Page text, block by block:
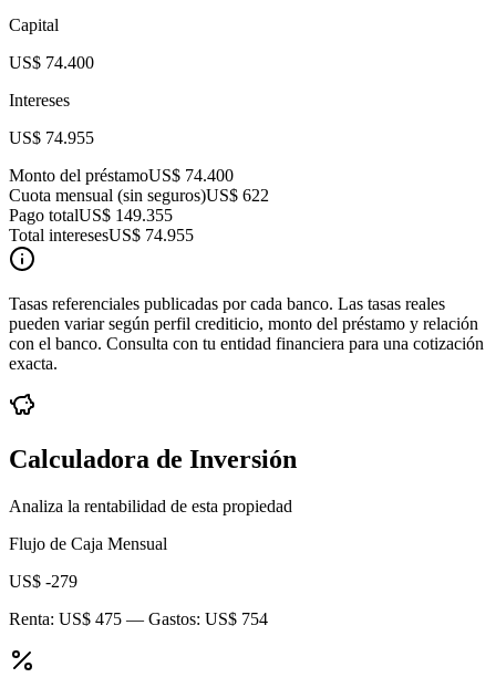
Capital
US$ 74.400
Intereses
US$ 74.955
Monto del préstamoUS$ 74.400
Cuota mensual (sin seguros)US$ 622
Pago totalUS$ 149.355
Total interesesUS$ 74.955
Tasas referenciales publicadas por cada banco. Las tasas reales
pueden variar según perfil crediticio, monto del préstamo y relación
con el banco. Consulta con tu entidad financiera para una cotización
exacta.
Calculadora de Inversión
Analiza la rentabilidad de esta propiedad
Flujo de Caja Mensual
US$ -279
Renta: US$ 475 — Gastos: US$ 754